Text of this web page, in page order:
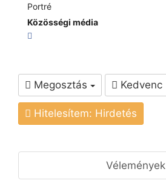
Portré
Közösségi média
Megosztás Kedvenc
Hitelesítem: Hirdetés
Vélemények